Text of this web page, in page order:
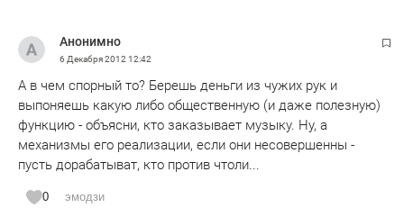
Анонимно
6 Декабря 2012 12:42
А в чем спорный то? Берешь деньги из чужих рук и
выпоняешь какую либо общественную (и даже полезную)
функцию - объясни, кто заказывает музыку. Ну, а
механизмы его реализации, если они несовершенны -
пусть дорабатыват, кто против чтоли...
0 эмодзи